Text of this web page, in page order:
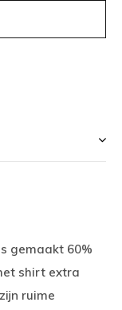
gemaakt 60%
shirt extra
ruime